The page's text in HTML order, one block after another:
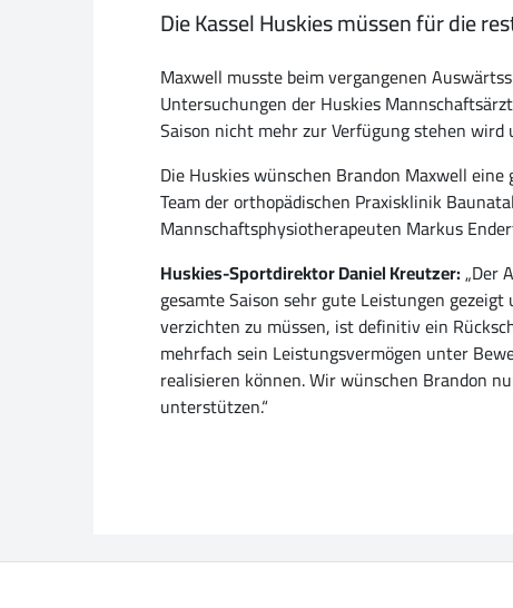
Die Kassel Huskies müssen für die
Maxwell musste beim vergangenen
Untersuchungen der Huskies
Saison nicht mehr zur Verfügung stehen
Die Huskies wünschen Brandon Maxwell
Team der orthopädischen Praxisklinik
Mannschaftsphysiotherapeuten Markus
Huskies-Sportdirektor Daniel Kreutzer:„Der
gesamte Saison sehr gute Leistungen
verzichten zu müssen, ist definitiv ein
mehrfach sein Leistungsvermögen unter
realisieren können. Wir wünschen Brandon
unterstützen.“